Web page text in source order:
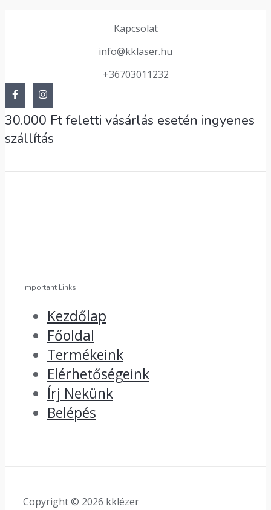
Kapcsolat
info@kklaser.hu
+36703011232
30.000 Ft feletti vásárlás esetén ingyenes
szállítás
Important Links
Kezdőlap
Főoldal
Termékeink
Elérhetőségeink
Írj Nekünk
Belépés
Copyright © 2026 kklézer